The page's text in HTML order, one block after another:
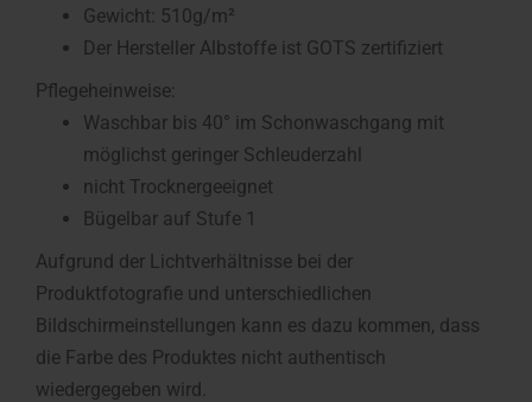
Gewicht: 510g/m²
Der Hersteller Albstoffe ist GOTS zertifiziert
Pflegeheinweise:
Waschbar bis 40° im Schonwaschgang mit
möglichst geringer Schleuderzahl
nicht Trocknergeeignet
Bügelbar auf Stufe 1
Aufgrund der Lichtverhältnisse bei der
Produktfotografie und unterschiedlichen
Bildschirmeinstellungen kann es dazu kommen, dass
die Farbe des Produktes nicht authentisch
wiedergegeben wird.